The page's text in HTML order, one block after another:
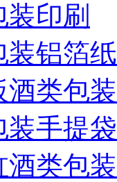
印刷
装铝箔纸
酒类包装
装手提袋
酒类包装